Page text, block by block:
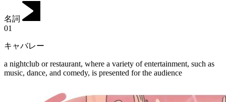
名詞
01
キャバレー
a nightclub or restaurant, where a variety of entertainment, such as
music, dance, and comedy, is presented for the audience